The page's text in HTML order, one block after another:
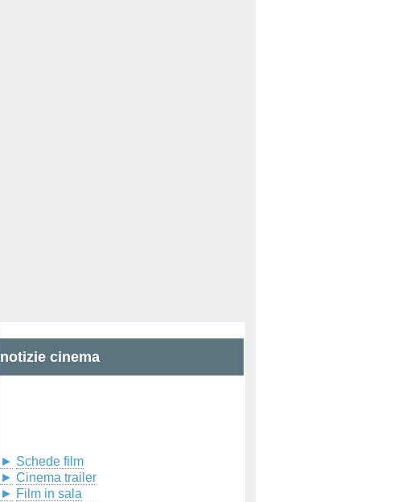
notizie cinema
► Schede film
► Cinema trailer
► Film in sala